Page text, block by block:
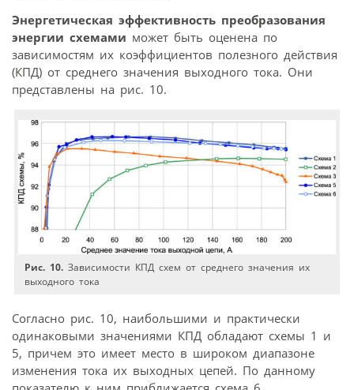
Энергетическая эффективность преобразования
энергии схемами может быть оценена по
зависимостям их коэффициентов полезного действия
(КПД) от среднего значения выходного тока. Они
представлены на рис. 10.
Рис. 10. Зависимости КПД схем от среднего значения их
выходного тока
Согласно рис. 10, наибольшими и практически
одинаковыми значениями КПД обладают схемы 1 и
5, причем это имеет место в широком диапазоне
изменения тока их выходных цепей. По данному